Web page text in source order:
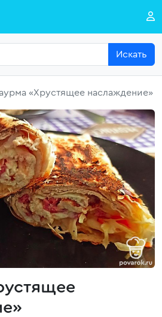
Искать
«Хрустящее наслаждение»